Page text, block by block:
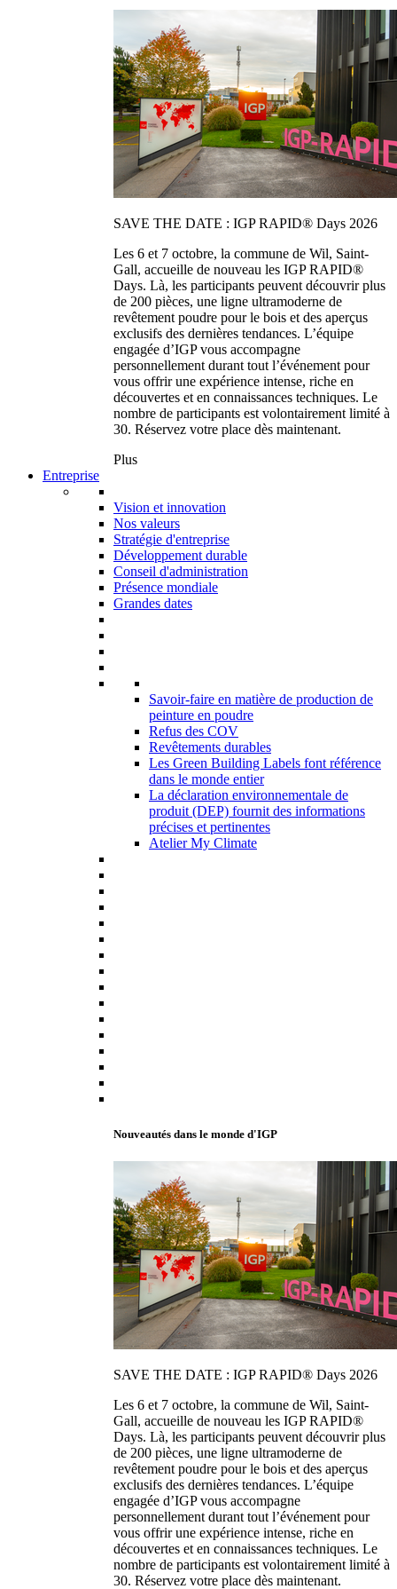
SAVE THE DATE : IGP RAPID® Days 2026
Les 6 et 7 octobre, la commune de Wil, Saint-
Gall, accueille de nouveau les IGP RAPID®
Days. Là, les participants peuvent découvrir plus
de 200 pièces, une ligne ultramoderne de
revêtement poudre pour le bois et des aperçus
exclusifs des dernières tendances. L’équipe
engagée d’IGP vous accompagne
personnellement durant tout l’événement pour
vous offrir une expérience intense, riche en
découvertes et en connaissances techniques. Le
nombre de participants est volontairement limité à
30. Réservez votre place dès maintenant.
Plus
Entreprise
Vision et innovation
Nos valeurs
Stratégie d'entreprise
Développement durable
Conseil d'administration
Présence mondiale
Grandes dates
Savoir-faire en matière de production de
peinture en poudre
Refus des COV
Revêtements durables
Les Green Building Labels font référence
dans le monde entier
La déclaration environnementale de
produit (DEP) fournit des informations
précises et pertinentes
Atelier My Climate
Nouveautés dans le monde d'IGP
SAVE THE DATE : IGP RAPID® Days 2026
Les 6 et 7 octobre, la commune de Wil, Saint-
Gall, accueille de nouveau les IGP RAPID®
Days. Là, les participants peuvent découvrir plus
de 200 pièces, une ligne ultramoderne de
revêtement poudre pour le bois et des aperçus
exclusifs des dernières tendances. L’équipe
engagée d’IGP vous accompagne
personnellement durant tout l’événement pour
vous offrir une expérience intense, riche en
découvertes et en connaissances techniques. Le
nombre de participants est volontairement limité à
30. Réservez votre place dès maintenant.